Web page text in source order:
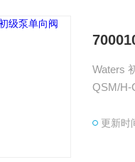
Waters
QSM/
更新时